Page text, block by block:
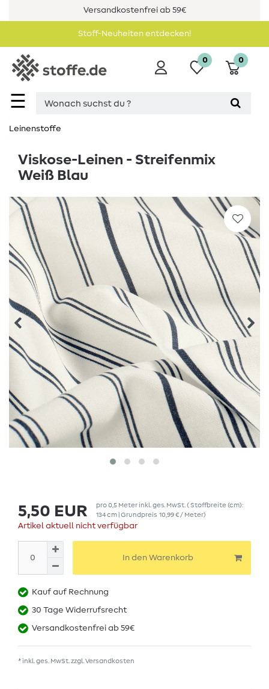
Versandkostenfrei ab 59€
Stoff-Neuheiten entdecken!
☰
0 0
Leinenstoffe
Viskose-Leinen - Streifenmix
Weiß Blau
5,50 EUR pro0,5 Meter inkl. ges. MwSt.( Stoffbreite (cm):
134 cm | Grundpreis 10,99 € / Meter)
Artikel aktuell nicht verfügbar
In den Warenkorb
Kauf auf Rechnung
30 Tage Widerrufsrecht
Versandkostenfrei ab 59€
* inkl. ges. MwSt. zzgl.Versandkosten